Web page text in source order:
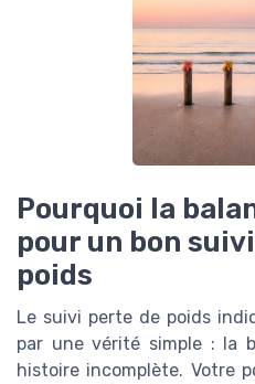
Pourquoi la
pour un bon
poids
Le suivi perte de poids
par une vérité simple : la
histoire incomplète. Votre